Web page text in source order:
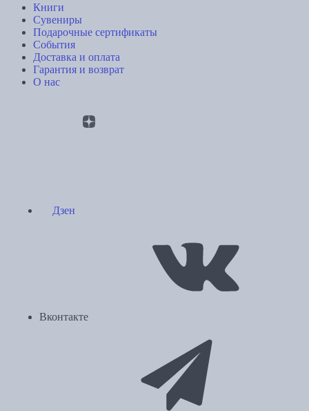
Книги
Сувениры
Подарочные сертификаты
События
Доставка и оплата
Гарантия и возврат
О нас
Дзен
Вконтакте